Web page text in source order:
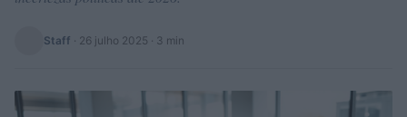
Staff · 26 julho 2025 · 3 min